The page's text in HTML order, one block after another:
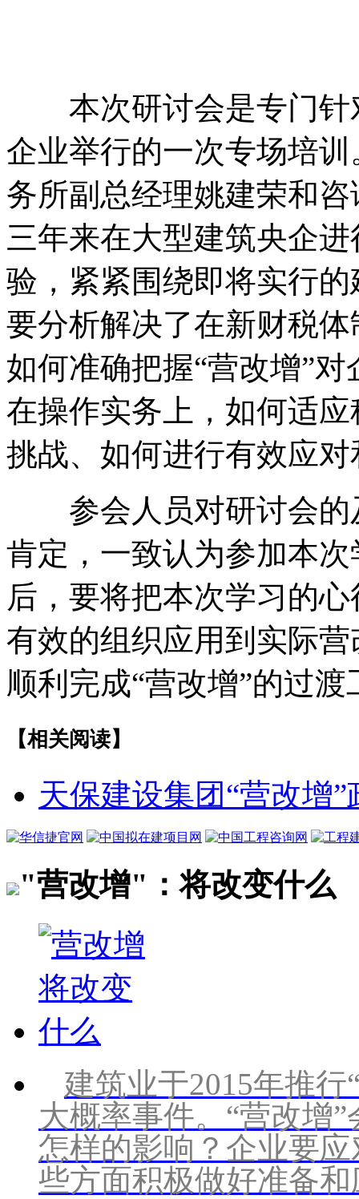
本次研讨会是专门针
企业举行的一次专场培
务所副总经理姚建荣和
三年来在大型建筑央企
验，紧紧围绕即将实行
要分析解决了在新财税
如何准确把握“营改增”
在操作实务上，如何适
挑战、如何进行有效应
参会人员对研讨会的
肯定，一致认为参加本
后，要将把本次学习的
有效的组织应用到实际
顺利完成“营改增”的过渡
【相关阅读】
天保建设集团“营改增
"营改增"：将改变什么
建筑业于2015年推
大概率事件。“营改增
怎样的影响？企业要
些方面积极做好准备